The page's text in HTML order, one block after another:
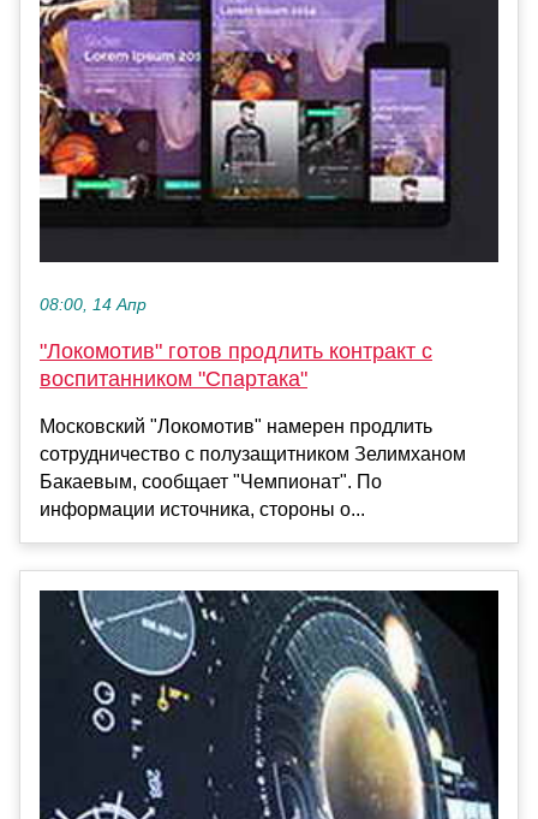
08:00, 14 Апр
"Локомотив" готов продлить контракт с
воспитанником "Спартака"
Московский "Локомотив" намерен продлить
сотрудничество с полузащитником Зелимханом
Бакаевым, сообщает "Чемпионат". По
информации источника, стороны о...